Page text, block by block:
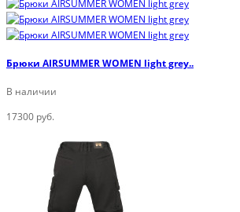
Брюки AIRSUMMER WOMEN light grey..
В наличии
17300 руб.